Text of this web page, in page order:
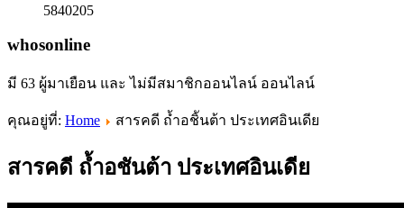
5840205
whosonline
มี 63 ผู้มาเยือน และ ไม่มีสมาชิกออนไลน์ ออนไลน์
คุณอยู่ที่: Home สารคดี ถ้ำอชิันต้า ประเทศอินเดีย
สารคดี ถ้ำอชันต้า ประเทศอินเดีย